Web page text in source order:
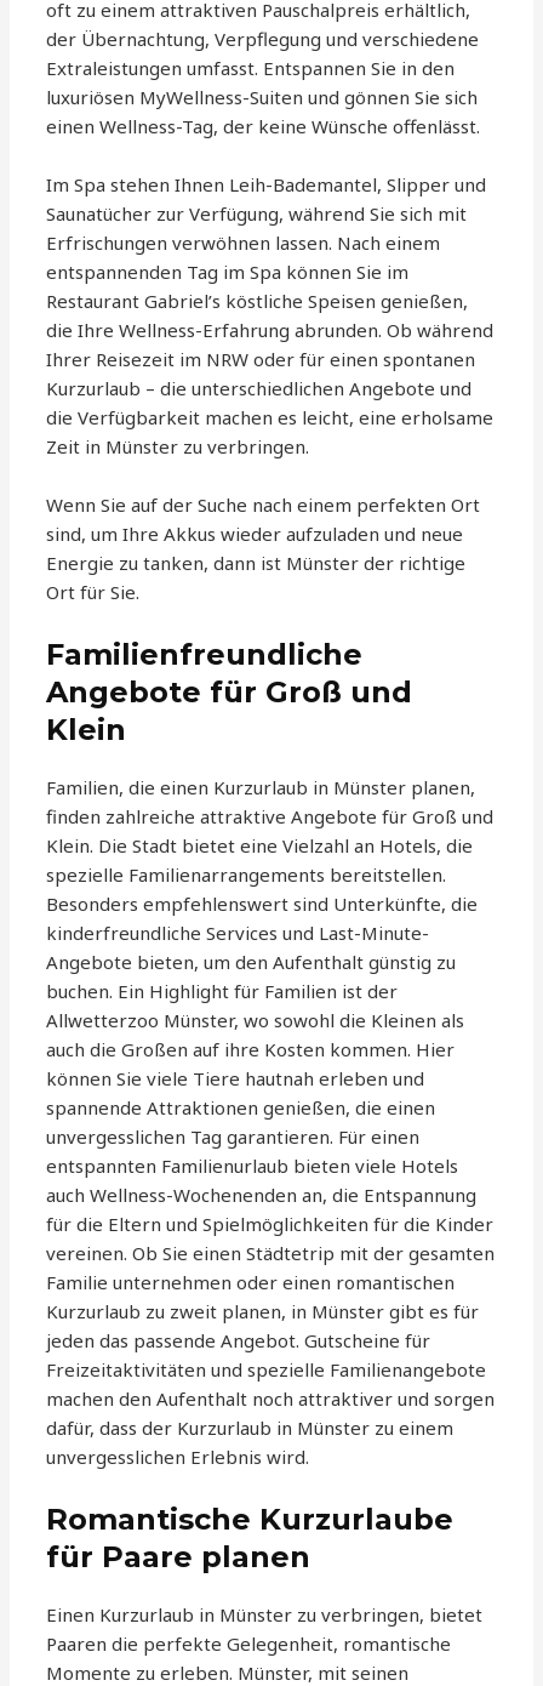
oft zu einem attraktiven Pauschalpreis erhältlich,
der Übernachtung, Verpflegung und verschiedene
Extraleistungen umfasst. Entspannen Sie in den
luxuriösen MyWellness-Suiten und gönnen Sie sich
einen Wellness-Tag, der keine Wünsche offenlässt.
Im Spa stehen Ihnen Leih-Bademantel, Slipper und
Saunatücher zur Verfügung, während Sie sich mit
Erfrischungen verwöhnen lassen. Nach einem
entspannenden Tag im Spa können Sie im
Restaurant Gabriel’s köstliche Speisen genießen,
die Ihre Wellness-Erfahrung abrunden. Ob während
Ihrer Reisezeit im NRW oder für einen spontanen
Kurzurlaub – die unterschiedlichen Angebote und
die Verfügbarkeit machen es leicht, eine erholsame
Zeit in Münster zu verbringen.
Wenn Sie auf der Suche nach einem perfekten Ort
sind, um Ihre Akkus wieder aufzuladen und neue
Energie zu tanken, dann ist Münster der richtige
Ort für Sie.
Familienfreundliche
Angebote für Groß und
Klein
Familien, die einen Kurzurlaub in Münster planen,
finden zahlreiche attraktive Angebote für Groß und
Klein. Die Stadt bietet eine Vielzahl an Hotels, die
spezielle Familienarrangements bereitstellen.
Besonders empfehlenswert sind Unterkünfte, die
kinderfreundliche Services und Last-Minute-
Angebote bieten, um den Aufenthalt günstig zu
buchen. Ein Highlight für Familien ist der
Allwetterzoo Münster, wo sowohl die Kleinen als
auch die Großen auf ihre Kosten kommen. Hier
können Sie viele Tiere hautnah erleben und
spannende Attraktionen genießen, die einen
unvergesslichen Tag garantieren. Für einen
entspannten Familienurlaub bieten viele Hotels
auch Wellness-Wochenenden an, die Entspannung
für die Eltern und Spielmöglichkeiten für die Kinder
vereinen. Ob Sie einen Städtetrip mit der gesamten
Familie unternehmen oder einen romantischen
Kurzurlaub zu zweit planen, in Münster gibt es für
jeden das passende Angebot. Gutscheine für
Freizeitaktivitäten und spezielle Familienangebote
machen den Aufenthalt noch attraktiver und sorgen
dafür, dass der Kurzurlaub in Münster zu einem
unvergesslichen Erlebnis wird.
Romantische Kurzurlaube
für Paare planen
Einen Kurzurlaub in Münster zu verbringen, bietet
Paaren die perfekte Gelegenheit, romantische
Momente zu erleben. Münster, mit seinen